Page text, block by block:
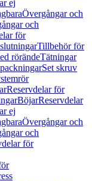
ej
Övergångar och
och
för
Tillbehör för
rörändeTätningar
Set skruv
Reservdelar för
BöjarReservdelar
ej
Övergångar och
och
för